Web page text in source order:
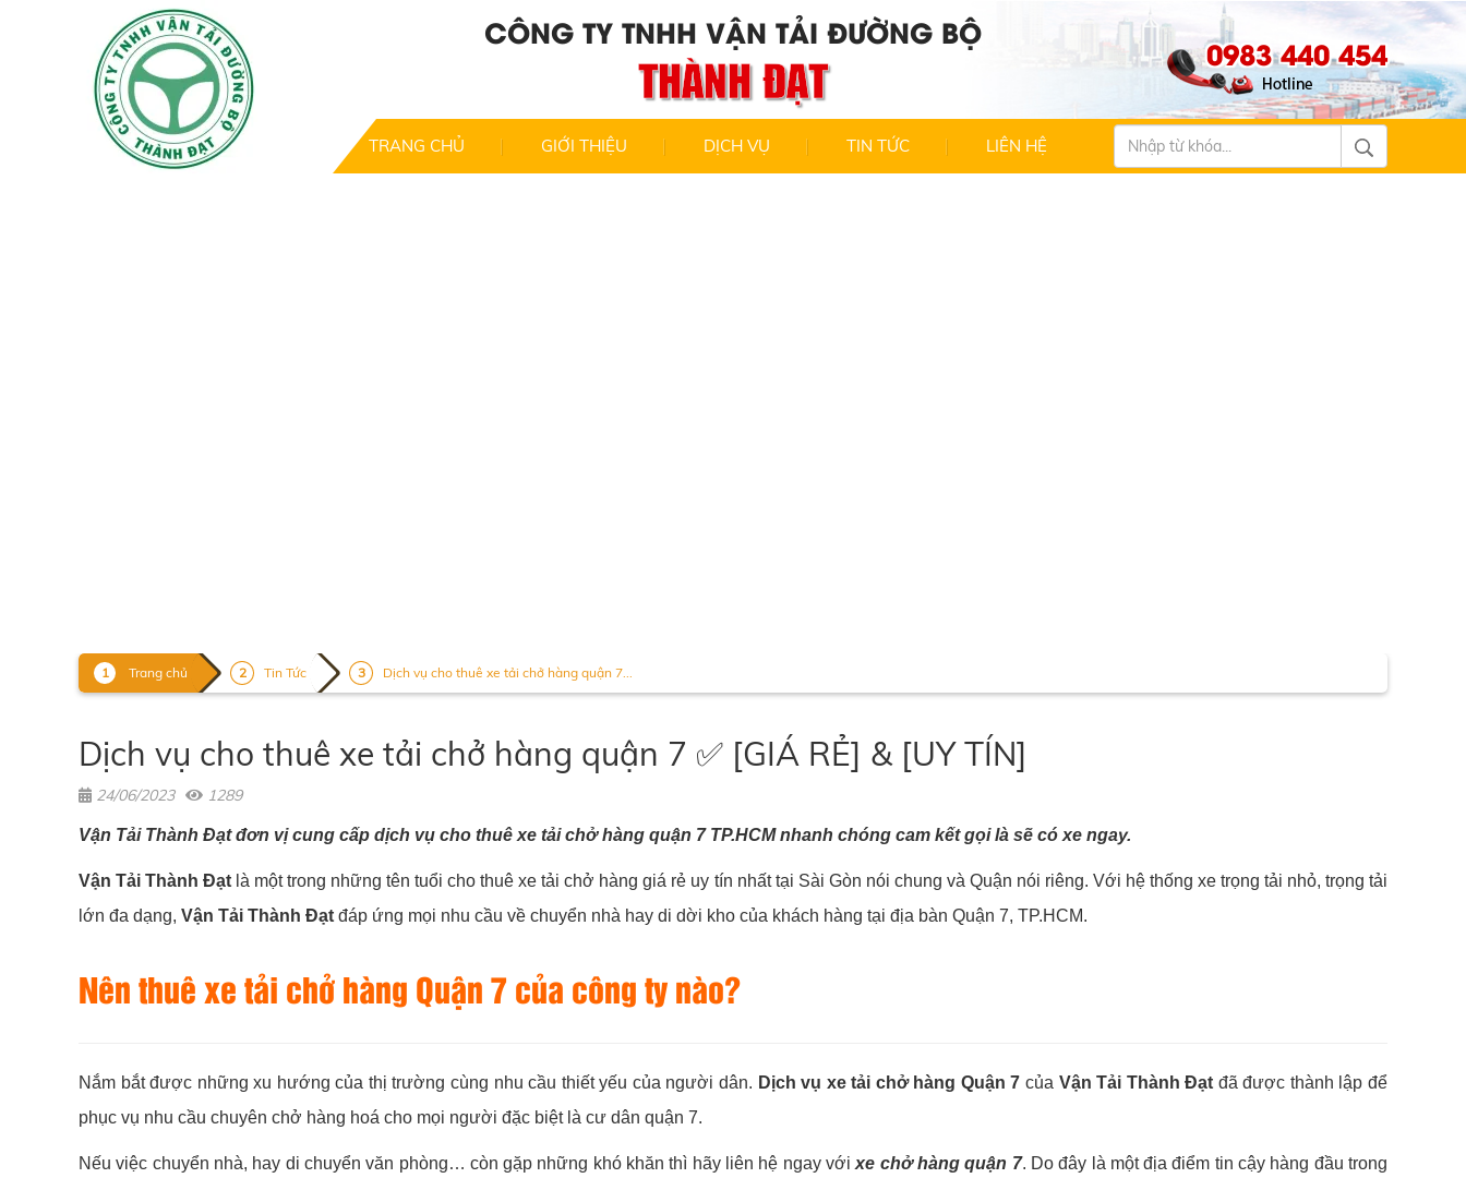
CÔNG TY TNHH VẬN TẢI ĐƯỜNG BỘ
THÀNH ĐẠT 0983 440 454
TRANG CHỦ GIỚI THIỆU DỊCH VỤ TIN TỨC LIÊN HỆ
Trang chủ Tin Tức Dịch vụ cho thuê xe tải chở hàng quận 7...
Dịch vụ cho thuê xe tải chở hàng quận 7 ✅ [GIÁ RẺ] & [UY TÍN]
24/06/2023 1289
Vận Tải Thành Đạt đơn vị cung cấp dịch vụ cho thuê xe tải chở hàng quận 7 TP.HCM nhanh chóng cam kết gọi là sẽ có xe ngay.
Vận Tải Thành Đạt là một trong những tên tuổi cho thuê xe tải chở hàng giá rẻ uy tín nhất tại Sài Gòn nói chung và Quận nói riêng. Với hệ thống xe trọng tải nhỏ, trọng tải
lớn đa dạng, Vận Tải Thành Đạt đáp ứng mọi nhu cầu về chuyển nhà hay di dời kho của khách hàng tại địa bàn Quận 7, TP.HCM.
Nên thuê xe tải chở hàng Quận 7 của công ty nào?
Nắm bắt được những xu hướng của thị trường cùng nhu cầu thiết yếu của người dân. Dịch vụ xe tải chở hàng Quận 7 của Vận Tải Thành Đạt đã được thành lập để
phục vụ nhu cầu chuyên chở hàng hoá cho mọi người đặc biệt là cư dân quận 7.
Nếu việc chuyển nhà, hay di chuyển văn phòng… còn gặp những khó khăn thì hãy liên hệ ngay vớixe chở hàng quận 7. Do đây là một địa điểm tin cậy hàng đầu trong